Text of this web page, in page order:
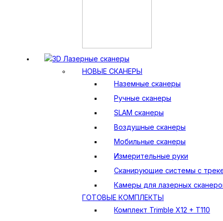
3D Лазерные сканеры
НОВЫЕ СКАНЕРЫ
Наземные сканеры
Ручные сканеры
SLAM сканеры
Воздушные сканеры
Мобильные сканеры
Измерительные руки
Сканирующие системы с
Камеры для лазерных
ГОТОВЫЕ КОМПЛЕКТЫ
Комплект Trimble X12 + T110